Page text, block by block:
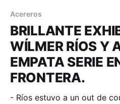
Acereros
BRILLANTE
WÍLMER RÍOS Y
EMPATA SERIE
FRONTERA.
- Ríos estuvo a un out de